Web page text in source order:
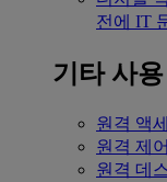
전에 IT
기타 사용
원격 액
원격 제어
원격 데